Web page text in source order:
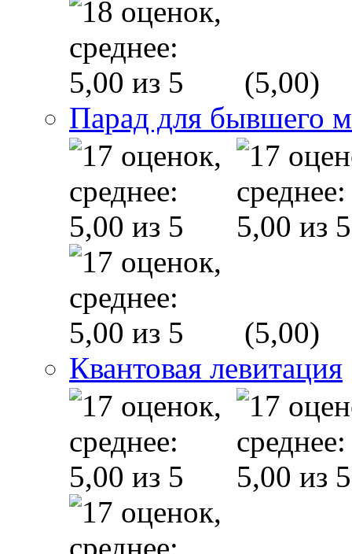
(5,00)
Парад для бывшего
(5,00)
Квантовая левитация